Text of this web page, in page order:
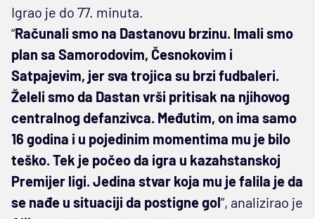
Igrao je do 77. minuta.
“Računali smo na Dastanovu brzinu. Imali smo
plan sa Samorodovim, Česnokovim i
Satpajevim, jer sva trojica su brzi fudbaleri.
Želeli smo da Dastan vrši pritisak na njihovog
centralnog defanzivca. Međutim, on ima samo
16 godina i u pojedinim momentima mu je bilo
teško. Tek je počeo da igra u kazahstanskoj
Premijer ligi. Jedina stvar koja mu je falila je da
se nađe u situaciji da postigne gol”, analizirao je